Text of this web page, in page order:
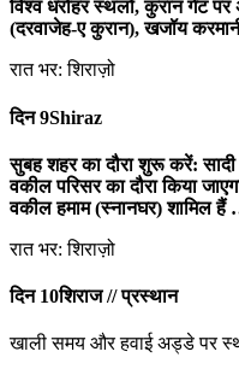
विश्व धरोहर स्थलों, कुरान गेट
(दरवाजेह-ए कुरान), खजॉय
रात भर: शिराज़ो
दिन 9Shiraz
सुबह शहर का दौरा शुरू करें: सादी
वकील परिसर का दौरा किया
वकील हमाम (स्नानघर) शामिल
रात भर: शिराज़ो
दिन 10शिराज // प्रस्थान
खाली समय और हवाई अड्डे पर